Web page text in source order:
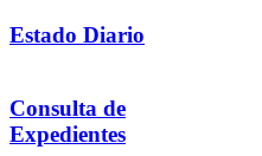
Estado Diario
Consulta de
Expedientes